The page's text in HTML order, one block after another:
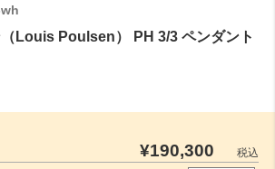
Louis Poulsen） PH 3/3 ペンダント
¥190,300
税込